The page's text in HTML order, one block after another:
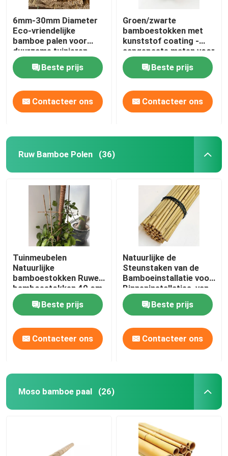
6mm-30mm Diameter
Eco-vriendelijke
bamboe palen voor
duurzame tuinieren
Beste prijs
Contacteer ons
Groen/zwarte
bamboestokken met
kunststof coating -
aangepaste maten voor
tuinieren en decoratie
Beste prijs
Contacteer ons
Ruw Bamboe Polen (36)
Tuinmeubelen
Natuurlijke
bamboestokken Ruwe
bamboestokken 40 cm
tot 500 cm hoogte
Beste prijs
Contacteer ons
Natuurlijke de
Steunstaken van de
Bamboeinstallatie voor
Binneninstallaties, van
het de Tuinbamboe van
Polen van
Bamboestokken Staak
40cm 595cm
Beste prijs
Contacteer ons
Moso bamboe paal (26)